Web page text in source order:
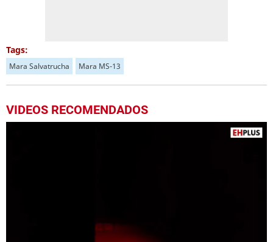
Tags:
Mara Salvatrucha Mara MS-13
VIDEOS RECOMENDADOS